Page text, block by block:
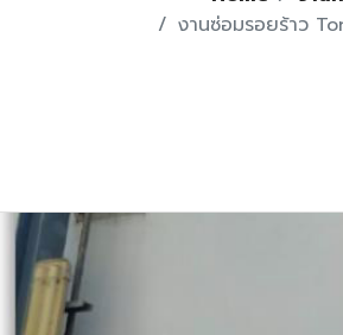
งานซ่อมรอยร้าว